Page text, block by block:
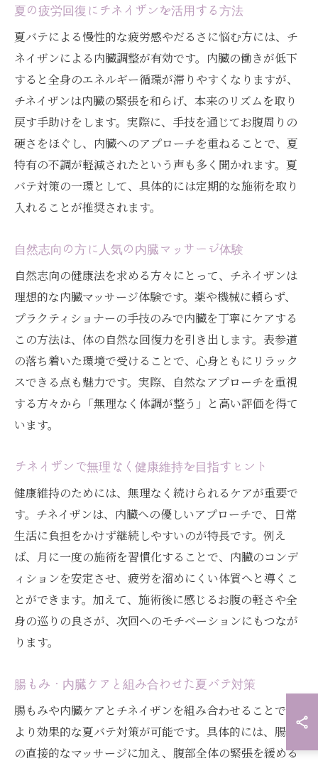
夏の疲労回復にチネイザンを活用する方法
夏バテによる慢性的な疲労感やだるさに悩む方には、チ
ネイザンによる内臓調整が有効です。内臓の働きが低下
すると全身のエネルギー循環が滞りやすくなりますが、
チネイザンは内臓の緊張を和らげ、本来のリズムを取り
戻す手助けをします。実際に、手技を通じてお腹周りの
硬さをほぐし、内臓へのアプローチを重ねることで、夏
特有の不調が軽減されたという声も多く聞かれます。夏
バテ対策の一環として、具体的には定期的な施術を取り
入れることが推奨されます。
自然志向の方に人気の内臓マッサージ体験
自然志向の健康法を求める方々にとって、チネイザンは
理想的な内臓マッサージ体験です。薬や機械に頼らず、
プラクティショナーの手技のみで内臓を丁寧にケアする
この方法は、体の自然な回復力を引き出します。表参道
の落ち着いた環境で受けることで、心身ともにリラック
スできる点も魅力です。実際、自然なアプローチを重視
する方々から「無理なく体調が整う」と高い評価を得て
います。
チネイザンで無理なく健康維持を目指すヒント
健康維持のためには、無理なく続けられるケアが重要で
す。チネイザンは、内臓への優しいアプローチで、日常
生活に負担をかけず継続しやすいのが特長です。例え
ば、月に一度の施術を習慣化することで、内臓のコンデ
ィションを安定させ、疲労を溜めにくい体質へと導くこ
とができます。加えて、施術後に感じるお腹の軽さや全
身の巡りの良さが、次回へのモチベーションにもつなが
ります。
腸もみ・内臓ケアと組み合わせた夏バテ対策
腸もみや内臓ケアとチネイザンを組み合わせることで、
より効果的な夏バテ対策が可能です。具体的には、腸へ
の直接的なマッサージに加え、腹部全体の緊張を緩める